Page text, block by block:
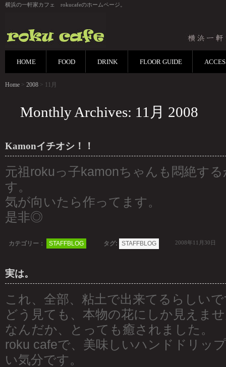
横浜の一軒家カフェ rokucafeのホームページ。
HOME FOOD DRINK FLOOR GUIDE
Home > 2008 > 11月
Monthly Archives: 11月 2008
Kamonイチオシ！！
元祖rokuっ子kamonちゃんも悶絶す
す。
気が向いたら作ってます。
是非◎
カテゴリー： STAFFBLOG タグ: STAFFBLOG 2008年11月30日
実は。
これ、全部、粘土で出来てるらしい
どう見ても、本物の花にしか見えま
なんだか、とっても癒されました。
roku cafeで、美味しいハンドドリッ
い気分です。